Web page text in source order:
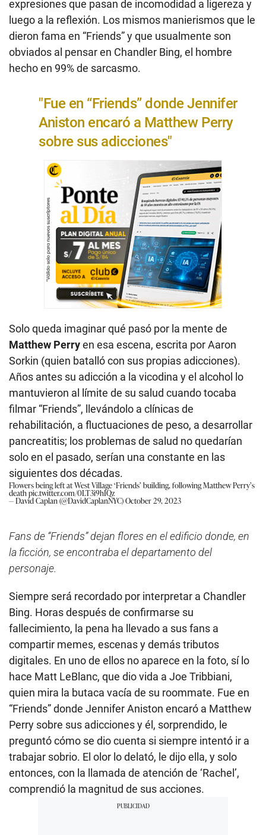
expresiones que pasan de incomodidad a ligereza y
luego a la reflexión. Los mismos manierismos que le
dieron fama en “Friends” y que usualmente son
obviados al pensar en Chandler Bing, el hombre
hecho en 99% de sarcasmo.
"Fue en “Friends” donde Jennifer
Aniston encaró a Matthew Perry
sobre sus adicciones"
Solo queda imaginar qué pasó por la mente de
Matthew Perryen esa escena, escrita por Aaron
Sorkin (quien batalló con sus propias adicciones).
Años antes su adicción a la vicodina y el alcohol lo
mantuvieron al límite de su salud cuando tocaba
filmar “Friends”, llevándolo a clínicas de
rehabilitación, a fluctuaciones de peso, a desarrollar
pancreatitis; los problemas de salud no quedarían
solo en el pasado, serían una constante en las
siguientes dos décadas.
Flowers being left at West Village ‘Friends’ building, following Matthew Perry’s
deathpic.twitter.com/0LT3i9hIQz
— David Caplan (@DavidCaplanNYC)October 29, 2023
Fans de “Friends” dejan flores en el edificio donde, en
la ficción, se encontraba el departamento del
personaje.
Siempre será recordado por interpretar a Chandler
Bing. Horas después de confirmarse su
fallecimiento, la pena ha llevado a sus fans a
compartir memes, escenas y demás tributos
digitales. En uno de ellos no aparece en la foto, sí lo
hace Matt LeBlanc, que dio vida a Joe Tribbiani,
quien mira la butaca vacía de su roommate. Fue en
“Friends” donde Jennifer Aniston encaró a Matthew
Perry sobre sus adicciones y él, sorprendido, le
preguntó cómo se dio cuenta si siempre intentó ir a
trabajar sobrio. El olor lo delató, le dijo ella, y solo
entonces, con la llamada de atención de ‘Rachel’,
comprendió la magnitud de sus acciones.